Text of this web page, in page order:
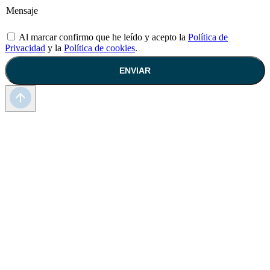
Al marcar confirmo que he leído y acepto la Política de
Privacidad y la Política de cookies.
ENVIAR